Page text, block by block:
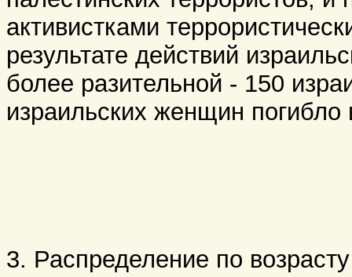
активистками
результате действий
более разительной - 150
израильских женщин
3. Распределение по